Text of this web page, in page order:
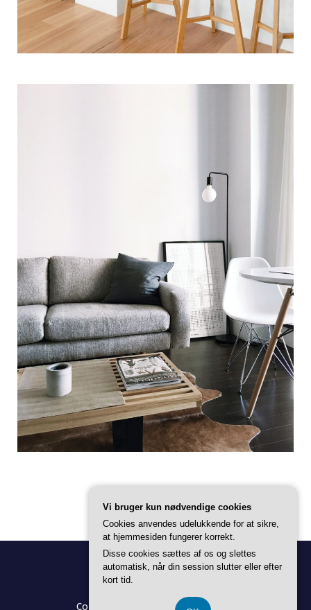
Copyright © 2026 Alt Til Boligen |
Vi bruger kun nødvendige cookies
Cookies anvendes udelukkende for at sikre,
at hjemmesiden fungerer korrekt.
Disse cookies sættes af os og slettes
automatisk, når din session slutter eller efter
kort tid.